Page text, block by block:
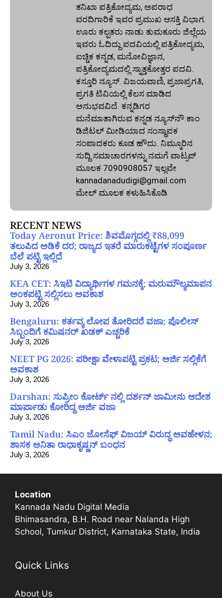
ತನಿಖಾ ಪತ್ರಿಕೋದ್ಯಮ, ಅಪರಾಧ
ವರದಿಗಾರಿಕೆ ಇವರ ಪ್ರಮುಖ ಆಸಕ್ತಿ ವಿಭಾಗ.
ಊರು ಕಲ್ಪತರು ನಾಡು ತುಮಕೂರು ಜಿಲ್ಲೆಯ
ಇವರು ಓದಿದ್ದು ಪದವಿಯಲ್ಲಿ ಪತ್ರಿಕೋದ್ಯಮ,
ಐಚ್ಚಿಕ ಕನ್ನಡ, ಮನೋವಿಜ್ಞಾನ,
ಪತ್ರಿಕೋದ್ಯಮದಲ್ಲಿ ಸ್ನಾತ್ತಕೋತ್ತರ ಪದವಿ.
ಕಸ್ತೂರಿ ನ್ಯೂಸ್‌. ವಿಜಯವಾಣಿ, ಪ್ರಜಾಪ್ರಗತಿ,
ಪ್ರಗತಿ ಟಿವಿಯಲ್ಲಿ ಕೆಲಸ ಮಾಡಿದ
ಅನುಭವವಿದೆ. ಕನ್ನಡಿಗರ
ಮನೆಮಾತಾಗಿರುವ ಕನ್ನಡ ನ್ಯೂಸ್‌ನೌ.ಕಾಂ
ಡಿಜಿಟಲ್‌ ಮೀಡಿಯಾದ ಸಂಸ್ಥಾಪಕ
ಸಂಪಾದಕರು ಕೂಡ ಹೌದು. ನಿಮ್ಮೂರಿನ
ಸುದ್ದಿ ಸಮಾಚಾರಗಳನ್ನು ನಮಗೆ ವಾಟ್ಸಪ್‌
ಮೂಲಕ 7090908057 ಇಲ್ಲವೇ
kannadanadudigi@gmail.com
ಮೇಲ್‌ ಮೂಲಕ ಕಳುಹಿಸಿಕೊಡಿ
RECENT NEWS
Today Aeronut Price: ಶಿವಮೊಗ್ಗದಲ್ಲಿ ₹88,099
ತಲುಪಿದ ಅಡಿಕೆ ದರ; ರಾಜ್ಯದ ಇತರೆ ಮಾರುಕಟ್ಟೆಗಳ ಸಂಪೂರ್ಣ
ಬೆಲೆ ಪಟ್ಟಿ ಇಲ್ಲಿದೆ
July 3, 2026
KEA CET: ಸಿಇಟಿ ವಿದ್ಯಾರ್ಥಿಗಳ ಗಮನಕ್ಕೆ; ಮರುಮೌಲ್ಯಮಾಪನ
ಅಂಕಪಟ್ಟಿ ಸಲ್ಲಿಸಲು ಅವಕಾಶ
July 3, 2026
Bengaluru: ಕರ್ತವ್ಯ ಲೋಪ ತೋರಿದರೆ ವಜಾ; ಪೊಲೀಸ್
ಸಿಬ್ಬಂದಿಗೆ ಕಮಿಷನರ್ ಖಡಕ್ ಎಚ್ಚರಿಕೆ
July 3, 2026
NEET PG 2026: ಪರೀಕ್ಷಾ ವೇಳಾಪಟ್ಟಿ ಪ್ರಕಟ; ಅರ್ಜಿ ಸಲ್ಲಿಕೆಗೆ
ಅವಕಾಶ
July 3, 2026
Darshan: ಸುಪ್ರೀಂ ಕೋರ್ಟ್ ನಲ್ಲಿ ದರ್ಶನ್ ಜಾಮೀನು ಆದೇಶ
ಮಾರ್ಪಾಡು ಕೋರಿದ್ದ ಅರ್ಜಿ ವಜಾ
July 3, 2026
Tamil Nadu: ಸಿಎಂ ಜೋಸೆಫ್ ವಿಜಯ್ ವಿರುದ್ಧ ಅವಹೇಳನ;
ಶಾಸಕ ಅನಿತಾ ರಾಧಾಕೃಷ್ಣನ್ ಬಂಧನ
July 3, 2026
Location
Kannada Nadu Digital Media
Bhimasandra, B.H. Road near Nalanda High
School, Tumkur District, Karnataka State, India
Quick Links
About Us